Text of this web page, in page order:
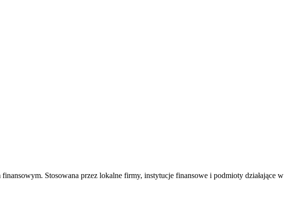
Stosowana przez lokalne firmy, instytucje finansowe i podmioty działające w